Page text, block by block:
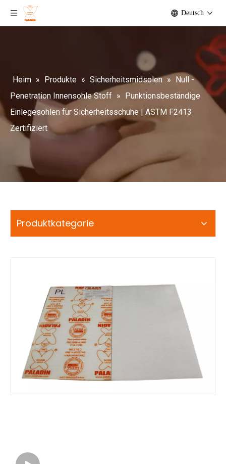
Deutsch
Heim » Produkte » Sicherheitsmidsolen » Null -
Penetration Innensohle Stoff » Punktionsbeständige
Einlegesohlen für Sicherheitsschuhe | ASTM F2413
Zertifiziert
Produktkategorie